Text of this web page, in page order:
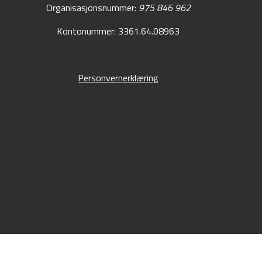
Organisasjonsnummer: 975 846 962
Kontonummer: 3361.64.08963
Personvernerklæring